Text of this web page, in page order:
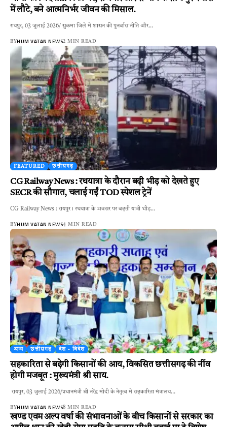
में लौटे, बने आत्मनिर्भर जीवन की मिसाल.
रायपुर, 03 जुलाई 2026/ सुकमा जिले में शासन की पुनर्वास नीति और…
BYHUM VATAN NEWS2 MIN READ
FEATURED छत्तीसगढ़
CG Railway News : रथयात्रा के दौरान बढ़ी भीड़ को देखते हुए
SECR की सौगात, चलाई गईं TOD स्पेशल ट्रेनें
CG Railway News : रायपुर। रथयात्रा के अवसर पर बढ़ती यात्री भीड़…
BYHUM VATAN NEWS4 MIN READ
अन्य छत्तीसगढ़ देश - विदेश
सहकारिता से बढ़ेगी किसानों की आय, विकसित छत्तीसगढ़ की नींव
होगी मजबूत : मुख्यमंत्री श्री साय.
रायपुर, 03 जुलाई 2026/प्रधानमंत्री श्री नरेंद्र मोदी के नेतृत्व में सहकारिता मंत्रालय…
BYHUM VATAN NEWS8 MIN READ
खण्ड एवम अल्प वर्षा की संभावनाओं के बीच किसानों से सरकार का